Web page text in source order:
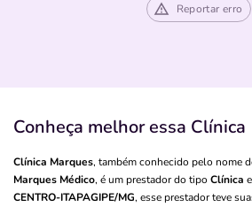
Reportar erro
Conheça melhor essa Clínica
Clínica Marques, também conhecido pelo nome
Marques Médico, é um prestador do tipo Clínica
CENTRO-ITAPAGIPE/MG, esse prestador teve